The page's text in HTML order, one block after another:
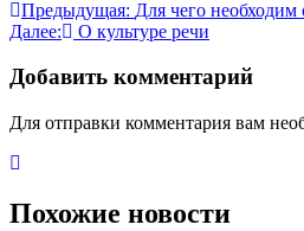
Навигация
по
записям
Предыдущая: Для чего
Далее:
О культуре речи
Добавить комментарий
Для отправки комментария вам
Похожие новости